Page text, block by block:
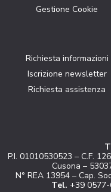
Gestione Cookie
Richiesta informazioni
Iscrizione newsletter
Richiesta assistenza
P.I.
Cusona –
N° REA 13954 –
Tel. +39